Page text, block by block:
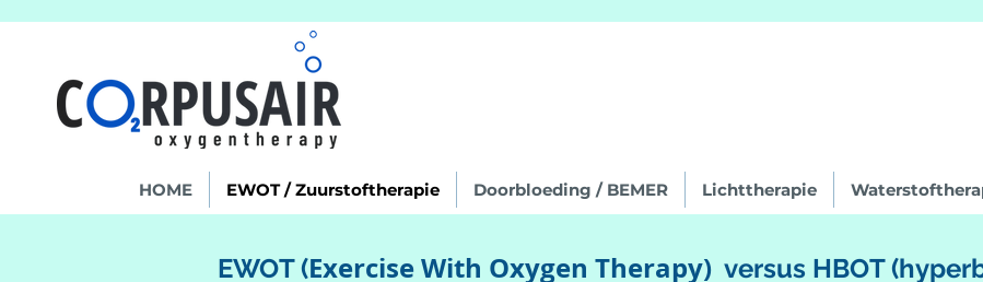
HOME EWOT / Zuurstoftherapie Doorbloeding / BEMER Lichttherapie
EWOT (Exercise With Oxygen Therapy) versus HBOT